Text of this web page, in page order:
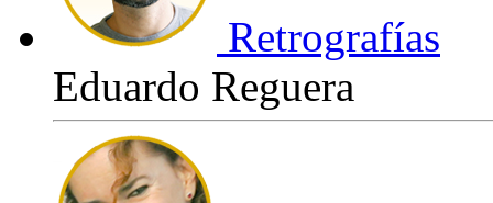
Retrografías
Eduardo Reguera